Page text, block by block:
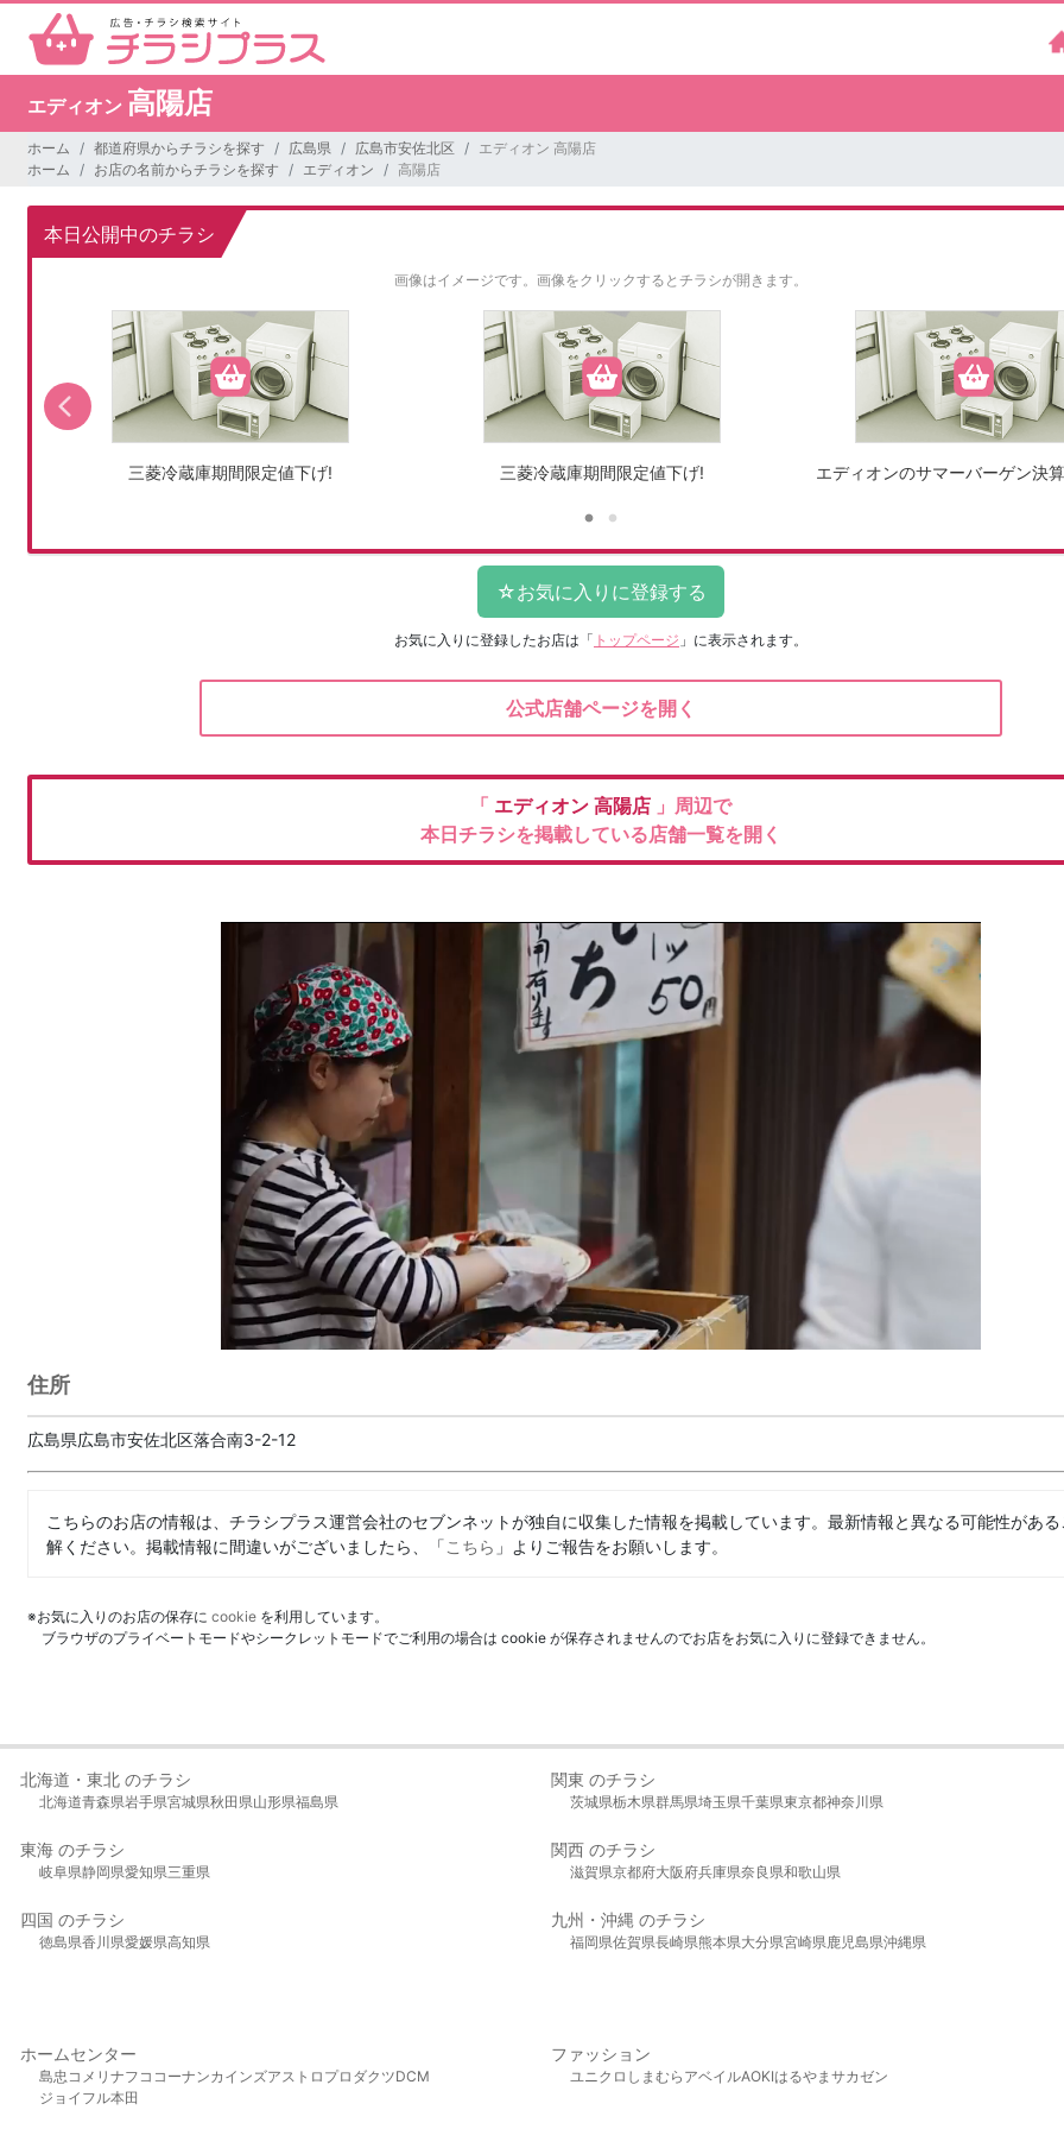
エディオン 高陽店
ホーム 都道府県からチラシを探す 広島県 広島市安佐北区
エディオン 高陽店
ホーム
お店の名前からチラシを探す エディオン 高陽店
本日公開中のチラシ
画像はイメージです。 画像をクリックするとチラシが開きます。
三菱冷蔵庫期間限定値下げ! 三菱冷蔵庫期間限定値下げ! エディオンのサマーバーゲン決
お気に入りに登録したお店は 「 トップページ 」に表示されます。
公式店舗ページを開く
「 エディオン 高陽店 」周辺で
本日チラシを掲載している店舗一覧を開く
住所
広島県広島市安佐北区落合南3-2-12
こちらのお店の情報は、チラシプラス運営会社のセブンネットが独自に収集した情報を掲載しています。最新情報と異なる可能性があ
解ください。掲載情報に間違いがございましたら、「こちら 」よりご報告をお願いします。
※お気に入りのお店の保存に cookie を利用しています。
ブラウザのプライベートモードやシークレットモードでご利用の場合は cookie が保存されませんのでお店をお気に入りに登録できません。
北海道・東北 のチラシ
北海道青森県岩手県宮城県秋田県山形県福島県
関東 のチラシ
茨城県栃木県群馬県埼玉県千葉県東京都神奈川県
東海 のチラシ
岐阜県静岡県愛知県三重県
関西 のチラシ
滋賀県京都府大阪府兵庫県奈良県和歌山県
四国 のチラシ
徳島県香川県愛媛県高知県
九州・沖縄 のチラシ
福岡県佐賀県長崎県熊本県大分県宮崎県鹿児島県沖縄県
ホームセンター
島忠 コメリ ナフコ コーナンカインズアストロプロダクツDCM
ジョイフル本田
ファッション
ユニクロ しまむら アベイルAOKIはるやま サカゼン